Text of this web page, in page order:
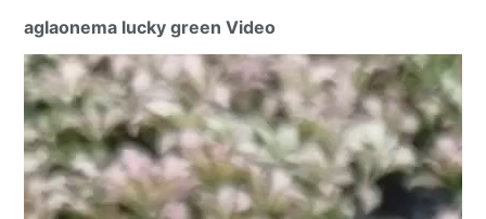
aglaonema lucky green Video